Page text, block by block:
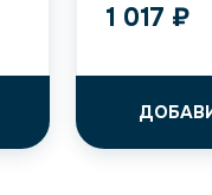
1 017 ₽